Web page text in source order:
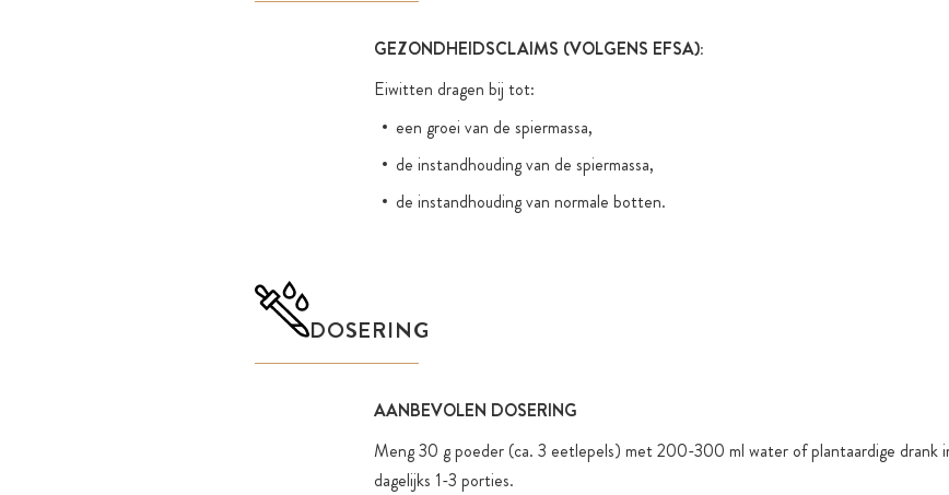
GEZONDHEIDSCLAIMS (VOLGENS EFSA):
Eiwitten dragen bij tot:
een groei van de spiermassa,
de instandhouding van de spiermassa,
de instandhouding van normale botten.
DOSERING
AANBEVOLEN DOSERING
Meng 30 g poeder (ca. 3 eetlepels) met 200-300 ml water of plantaardige drank
dagelijks 1-3 porties.